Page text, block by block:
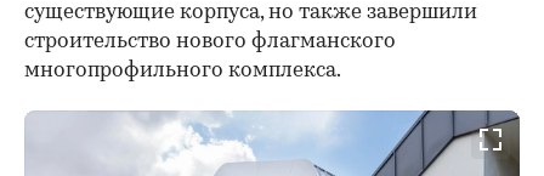
существующие корпуса, но также завершили
строительство нового флагманского
многопрофильного комплекса.